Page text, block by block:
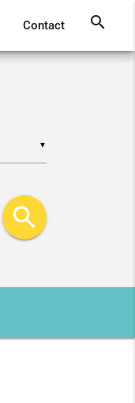
Contact search
▼
search